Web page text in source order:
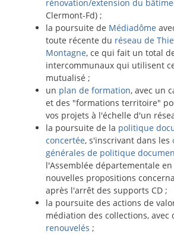
rénovation/extension du
Clermont-Fd) ;
la poursuite de Médiadôme
toute récente du réseau de
Montagne, ce qui fait un total
intercommunaux qui utilisent
mutualisé ;
un plan de formation, avec un
et des "formations territoire"
vos projets à l'échelle d'un
la poursuite de la politique
concertée, s'inscrivant dans les
générales de politique
l'Assemblée départementale en
nouvelles propositions
après l'arrêt des supports CD ;
la poursuite des actions de
médiation des collections, avec
renouvelés ;